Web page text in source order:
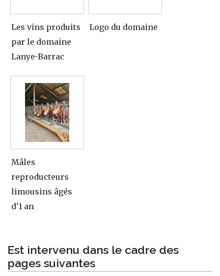
Les vins produits
par le domaine
Lanye-Barrac
Logo du domaine
Mâles
reproducteurs
limousins âgés
d'1 an
Est intervenu dans le cadre des
pages suivantes